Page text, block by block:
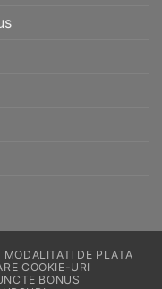
MODALITATI DE PLATA
COOKIE-URI
BONUS